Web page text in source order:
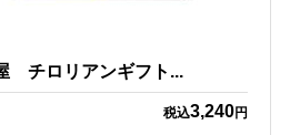
チロリアンギフト...
税込3,240円